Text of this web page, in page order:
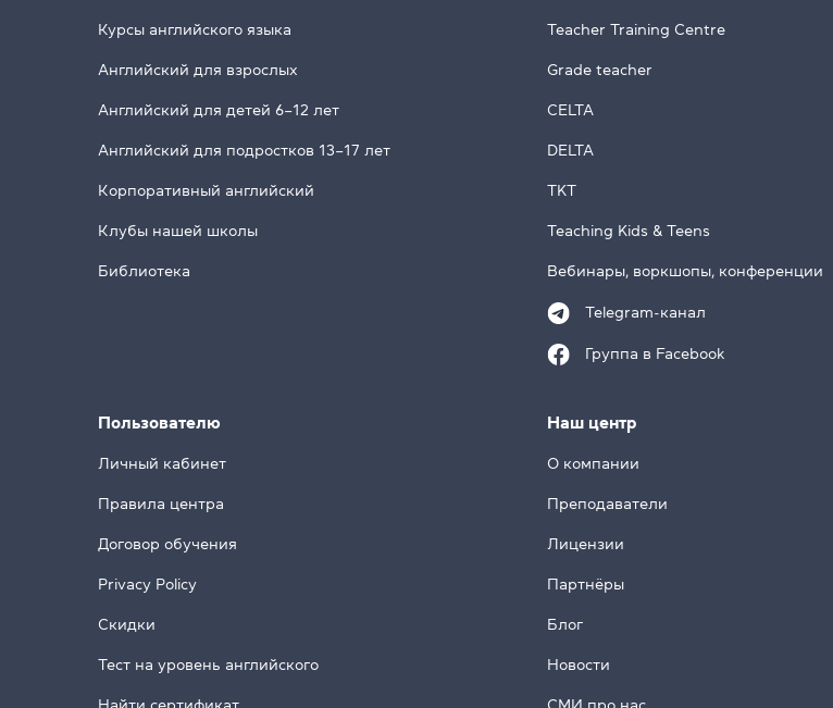
Курсы английского языка
Английский для взрослых
Английский для детей 6–12 лет
Английский для подростков 13–17 лет
Корпоративный английский
Клубы нашей школы
Библиотека
Teacher Training Centre
Grade teacher
CELTA
DELTA
TKT
Teaching Kids & Teens
Вебинары, воркшопы, конференции
Telegram-канал
Группа в Facebook
Пользователю
Личный кабинет
Правила центра
Договор обучения
Privacy Policy
Скидки
Тест на уровень английского
Найти сертификат
Наш центр
О компании
Преподаватели
Лицензии
Партнёры
Блог
Новости
СМИ про нас